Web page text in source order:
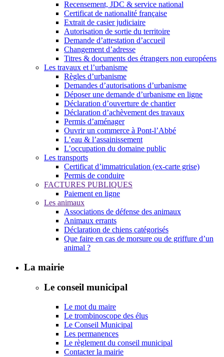
Recensement, JDC & service national
Certificat de nationalité française
Extrait de casier judiciaire
Autorisation de sortie du territoire
Demande d’attestation d’accueil
Changement d’adresse
Titres & documents des étrangers non européens
Les travaux et l’urbanisme
Règles d’urbanisme
Demandes d’autorisations d’urbanisme
Déposer une demande d’urbanisme en ligne
Déclaration d’ouverture de chantier
Déclaration d’achèvement des travaux
Permis d’aménager
Ouvrir un commerce à Pont-l’Abbé
L’eau & l’assainissement
L’occupation du domaine public
Les transports
Certificat d’immatriculation (ex-carte grise)
Permis de conduire
FACTURES PUBLIQUES
Paiement en ligne
Les animaux
Associations de défense des animaux
Animaux errants
Déclaration de chiens catégorisés
Que faire en cas de morsure ou de griffure d’un
animal ?
La mairie
Le conseil municipal
Le mot du maire
Le trombinoscope des élus
Le Conseil Municipal
Les permanences
Le règlement du conseil municipal
Contacter la mairie